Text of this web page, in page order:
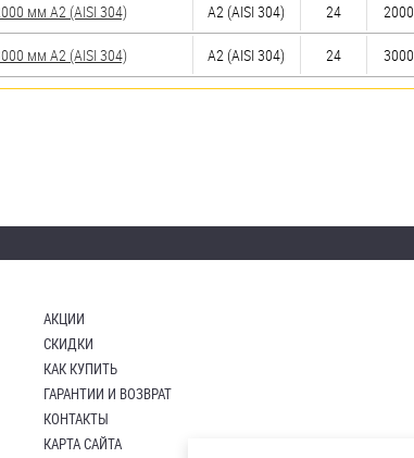
мм А2 (AISI 304) А2 (AISI 304) 24 2000
мм А2 (AISI 304) А2 (AISI 304) 24 3000
АКЦИИ
СКИДКИ
КАК КУПИТЬ
ГАРАНТИИ И ВОЗВРАТ
КОНТАКТЫ
КАРТА САЙТА